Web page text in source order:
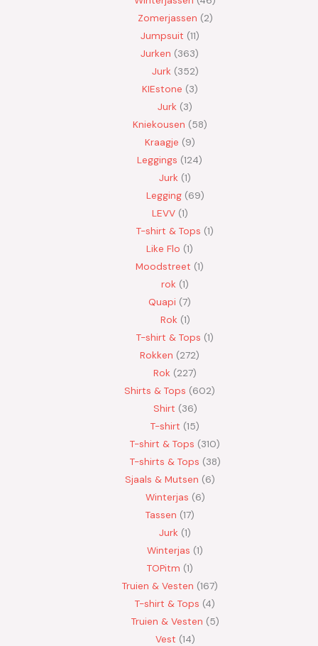
Zomerjassen 2
Jumpsuit 11
Jurken 363
Jurk 352
KIEstone 3
Jurk 3
Kniekousen 58
Kraagje 9
Leggings 124
Jurk 1
Legging 69
LEVV 1
T-shirt & Tops 1
Like Flo 1
Moodstreet 1
rok 1
Quapi 7
Rok 1
T-shirt & Tops 1
Rokken 272
Rok 227
Shirts & Tops 602
Shirt 36
T-shirt 15
T-shirt & Tops 310
T-shirts & Tops 38
Sjaals & Mutsen 6
Winterjas 6
Tassen 17
Jurk 1
Winterjas 1
TOPitm 1
Truien & Vesten 167
T-shirt & Tops 4
Truien & Vesten 5
Vest 14